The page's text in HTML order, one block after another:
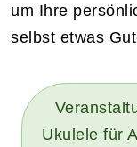
um Ihre
selbst etwas
Ukulele für